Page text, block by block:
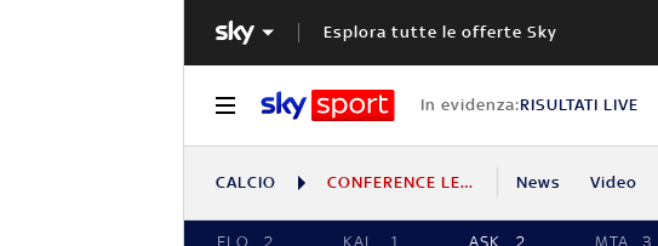
Esplora tutte le offerte Sky
In evidenza:RISULTATI LIVE
CALCIO CONFERENCE LEAGUE News Video
FLO
2
KAI
1
ASK
2
MTA
3